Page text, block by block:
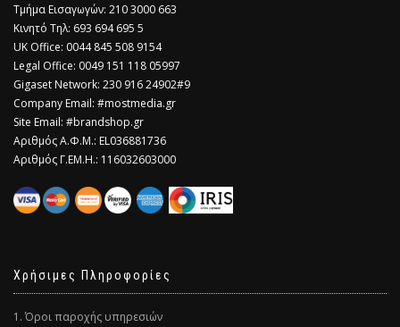
Τμήμα Εισαγωγών: 210 3000 663
Κινητό Τηλ: 693 694 695 5
​UK Office: 0044 845 508 9154
Legal Office: 0049 151 118 05997
Gigaset Network: 230 916 24902#9
Company Email: #mostmedia.gr
Site Email: #brandshop.gr
Αριθμός Α.Φ.Μ.: EL036881736
Αριθμός Γ.ΕΜ.Η.: 116032603000
Χρήσιμες Πληροφορίες
1. Όροι παροχής υπηρεσιών